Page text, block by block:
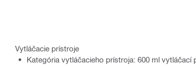
Vytláčacie prístroje
Kategória vytláčacieho prístroja: 600 ml